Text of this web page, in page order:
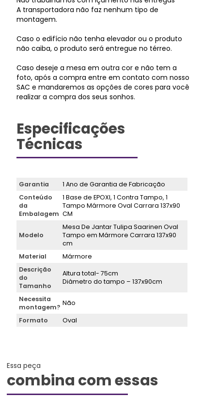
A transportadora não faz nenhum tipo de
montagem.
Caso o edifício não tenha elevador ou o produto
não caiba, o produto será entregue no térreo.
Caso deseje a mesa em outra cor e não tem a
foto, após a compra entre em contato com nosso
SAC e mandaremos as opções de cores para você
realizar a compra dos seus sonhos.
Especificações
Técnicas
Garantia
1 Ano de Garantia de Fabricação
Conteúdo
da
Embalagem
1 Base de EPOXI, 1 Contra Tampo, 1
Tampo Mármore Oval Carrara 137x90
CM
Modelo
Mesa De Jantar Tulipa Saarinen Oval
Tampo em Mármore Carrara 137x90
cm
Material
Mármore
Descrição
do
Tamanho
Altura total- 75cm
Diâmetro do tampo – 137x90cm
Necessita
montagem?
Não
Formato Oval
Essa peça
combina com essas